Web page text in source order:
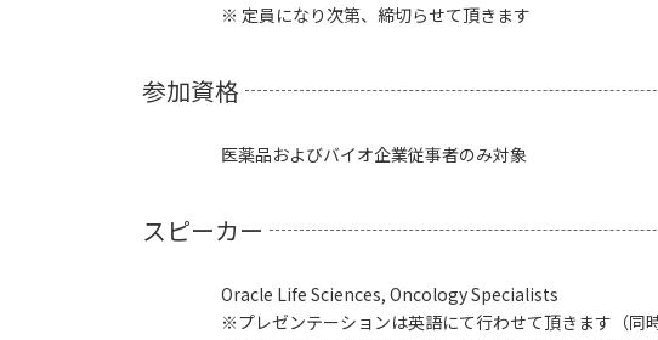
※ 定員になり次第、締切らせて頂きます
参加資格
医薬品およびバイオ企業従事者のみ対象
スピーカー
Oracle Life Sciences, Oncology Specialists
※プレゼンテーションは英語にて行わせて頂きます（同